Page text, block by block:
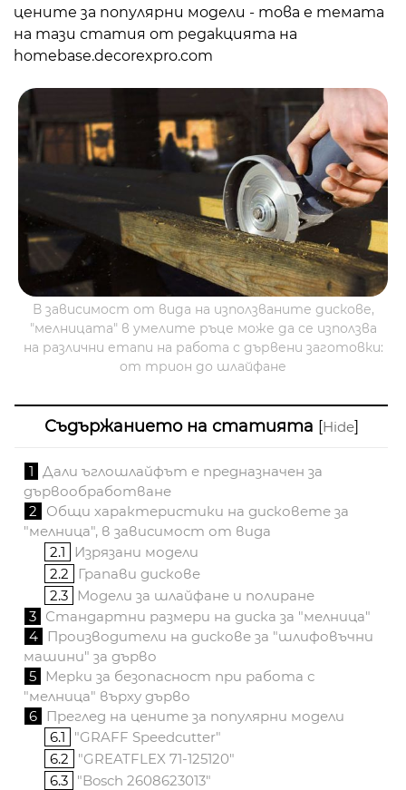
цените за популярни модели - това е темата
на тази статия от редакцията на
homebase.decorexpro.com
В зависимост от вида на използваните дискове,
"мелницата" в умелите ръце може да се използва
на различни етапи на работа с дървени заготовки:
от трион до шлайфане
Съдържанието на статията [Hide]
1 Дали ъглошлайфът е предназначен за
дървообработване
2
Общи характеристики на дисковете за
"мелница", в зависимост от вида
2.1
Изрязани модели
2.2
Грапави дискове
2.3 Модели за шлайфане и полиране
3 Стандартни размери на диска за "мелница"
4 Производители на дискове за "шлифовъчни
машини" за дърво
5 Мерки за безопасност при работа с
"мелница" върху дърво
6 Преглед на цените за популярни модели
6.1
"GRAFF Speedcutter"
6.2
"GREATFLEX 71-125120"
6.3 "Bosch 2608623013"